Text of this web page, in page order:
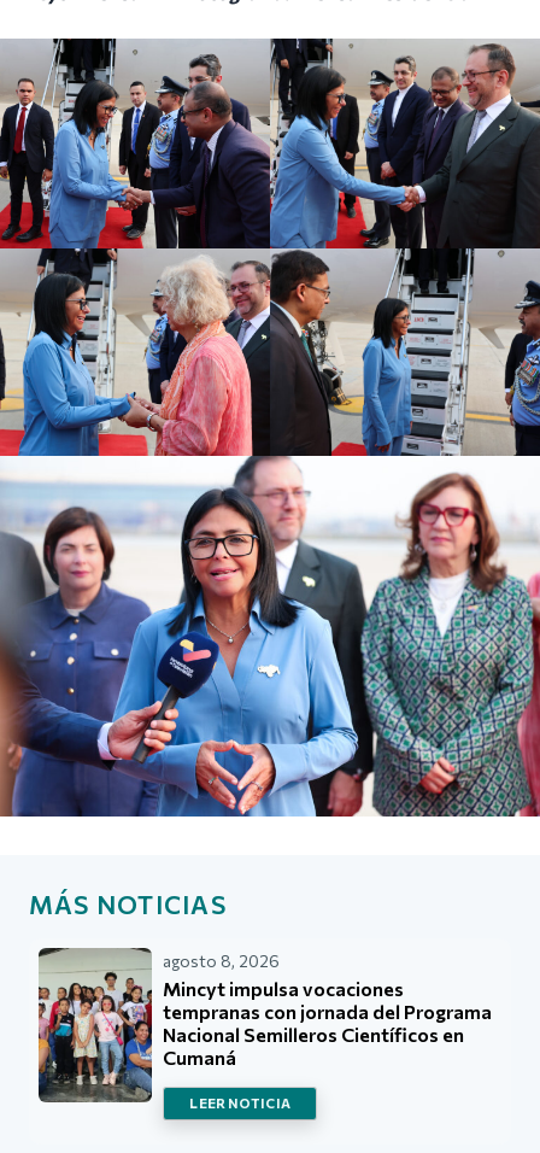
MÁS NOTICIAS
agosto 8, 2026
Mincyt impulsa vocaciones
tempranas con jornada del Programa
Nacional Semilleros Científicos en
Cumaná
LEER NOTICIA